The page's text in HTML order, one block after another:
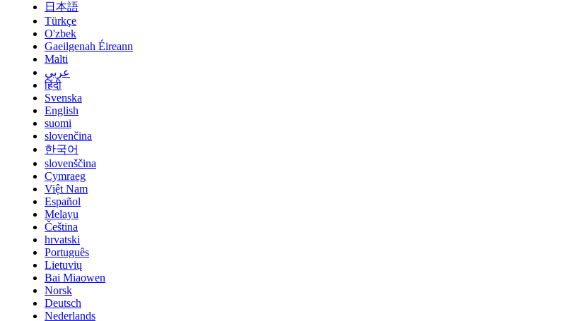
日本語
Türkçe
O'zbek
Gaeilgenah Éireann
Malti
عربي
हिंदी
Svenska
English
suomi
slovenčina
한국어
slovenščina
Cymraeg
Việt Nam
Español
Melayu
Čeština
hrvatski
Português
Lietuvių
Bai Miaowen
Norsk
Deutsch
Nederlands